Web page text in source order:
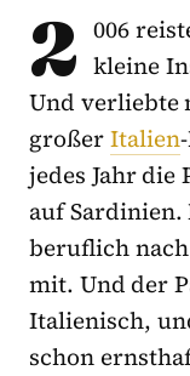
2 006
kleine
Und verliebte
großerItalien
jedes Jahr
auf Sardinien.
beruflich
mit. Und der
Italienisch,
schon